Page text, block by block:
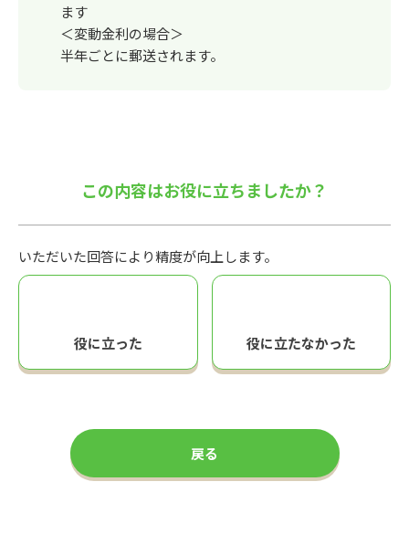
ます
＜変動金利の場合＞
半年ごとに郵送されます。
この内容はお役に立ちましたか？
いただいた回答により精度が向上します。
役に立った 役に立たなかった
戻る